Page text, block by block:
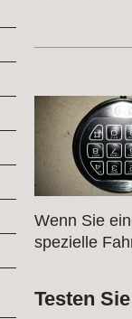
Wenn Sie
spezielle
Testen